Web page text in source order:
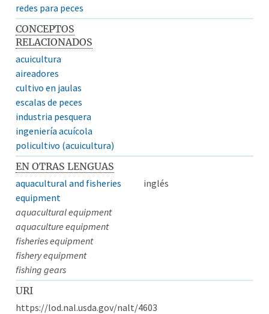
redes para peces
CONCEPTOS
RELACIONADOS
acuicultura
aireadores
cultivo en jaulas
escalas de peces
industria pesquera
ingeniería acuícola
policultivo (acuicultura)
EN OTRAS LENGUAS
aquacultural and fisheries
equipment
inglés
aquacultural equipment
aquaculture equipment
fisheries equipment
fishery equipment
fishing gears
URI
https://lod.nal.usda.gov/nalt/4603